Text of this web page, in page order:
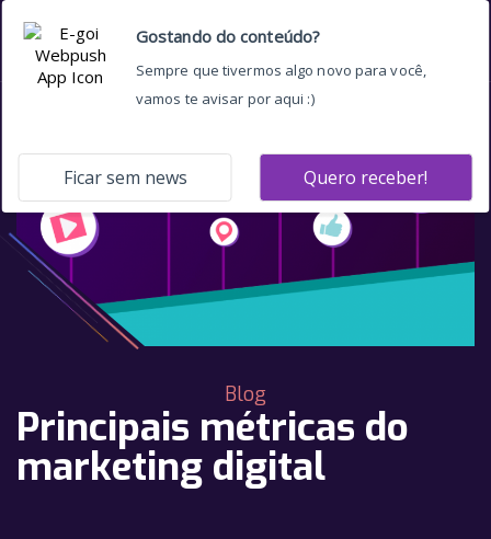
Blog
Principais métricas do
marketing digital